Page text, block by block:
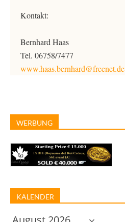
Kontakt:
Bernhard Haas
Tel. 06758/7477
www.haas.bernhard@freenet.de
WERBUNG
KALENDER